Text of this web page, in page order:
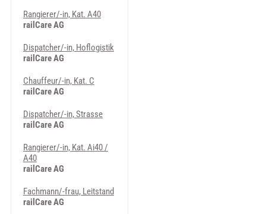
Rangierer/-in, Kat. A40
railCare AG
Dispatcher/-in, Hoflogistik
railCare AG
Chauffeur/-in, Kat. C
railCare AG
Dispatcher/-in, Strasse
railCare AG
Rangierer/-in, Kat. Ai40 /
A40
railCare AG
Fachmann/-frau, Leitstand
railCare AG